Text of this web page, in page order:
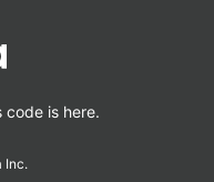
code is here.
Inc.